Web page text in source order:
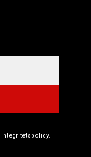
integritetspolicy.